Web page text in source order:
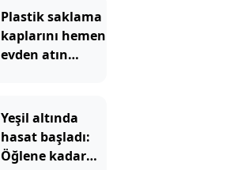
bekleniyor
Plastik saklama
kaplarını hemen
evden atın
Yeşil altında
hasat başladı:
Öğlene kadar